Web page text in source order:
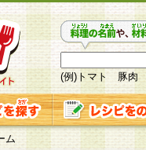
(例)トマト 豚肉
ム